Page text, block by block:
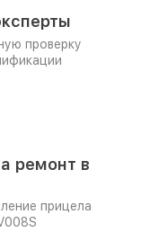
проверку
ремонт в
прицела